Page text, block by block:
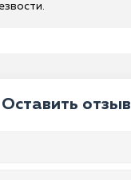
Оставить отзыв